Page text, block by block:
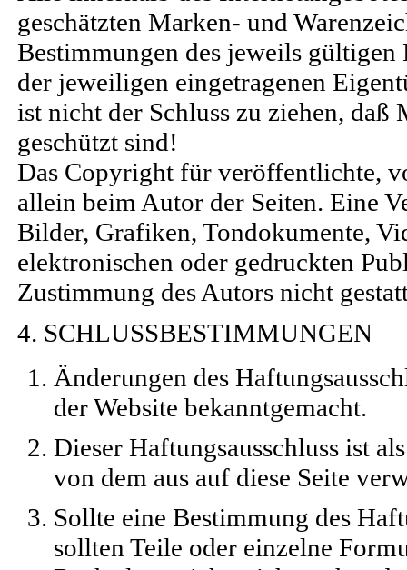
geschätzten Marken- und
Bestimmungen des jeweils
der jeweiligen eingetragenen
ist nicht der Schluss zu ziehen,
geschützt sind!
Das Copyright für veröffentlichte,
allein beim Autor der Seiten. Eine
Bilder, Grafiken, Tondokumente,
elektronischen oder gedruckten
Zustimmung des Autors nicht
4. SCHLUSSBESTIMMUNGEN
Änderungen des
der Website bekanntgemacht.
Dieser Haftungsausschluss ist
von dem aus auf diese Seite
Sollte eine Bestimmung des
sollten Teile oder einzelne